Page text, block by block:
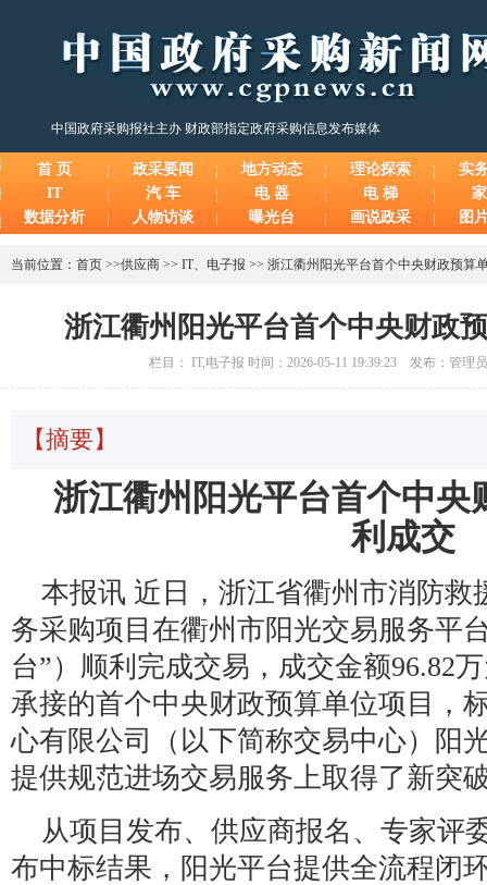
中国政府采购报社主办 财政部指定政府采购信息发布媒体
首 页 政采要闻 地方动态 理论探索
实
IT
汽 车 电 器 电 梯
数据分析
人物访谈 曝光台 画说政采 图
当前位置： 首页 >>供应商 >> IT、 电子报 >> 浙江衢州阳光平台首个中央财政预算
浙江衢州阳光平台首个中央财政
栏目： IT,电子报 时间：2026-05-11 19:39:23 发布：管理
【摘要】
浙江衢州阳光平台首个中央
利成交
本报讯 近日，浙江省衢州市消防救
务采购项目在衢州市阳光交易服务平
台”）顺利完成交易，成交金额96.82
承接的首个中央财政预算单位项目，
心有限公司（以下简称交易中心）阳
提供规范进场交易服务上取得了新突
从项目发布、供应商报名、专家评
布中标结果，阳光平台提供全流程闭